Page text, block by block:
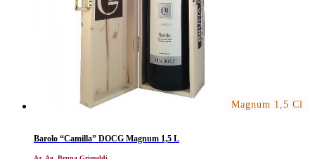
Magnum 1,5 Cl
Barolo “Camilla” DOCG Magnum 1,5 L